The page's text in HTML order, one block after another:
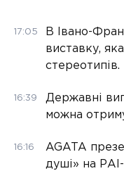
17:05
В Івано-
виставку,
стереотипів.
16:39
Державні
можна
16:16
AGATA
душі» на